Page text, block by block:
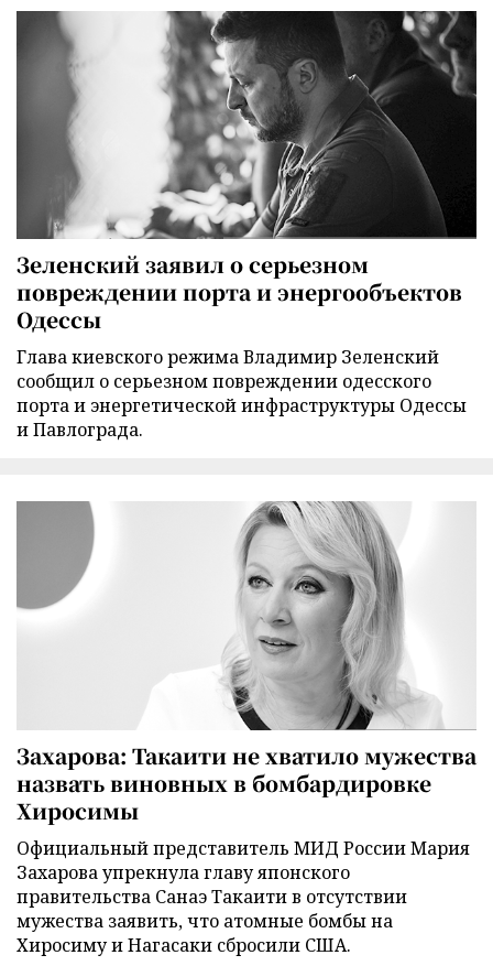
Зеленский заявил о серьезном
повреждении порта и энергообъектов
Одессы
Глава киевского режима Владимир Зеленский
сообщил о серьезном повреждении одесского
порта и энергетической инфраструктуры Одессы
и Павлограда.
Захарова: Такаити не хватило мужества
назвать виновных в бомбардировке
Хиросимы
Официальный представитель МИД России Мария
Захарова упрекнула главу японского
правительства Санаэ Такаити в отсутствии
мужества заявить, что атомные бомбы на
Хиросиму и Нагасаки сбросили США.